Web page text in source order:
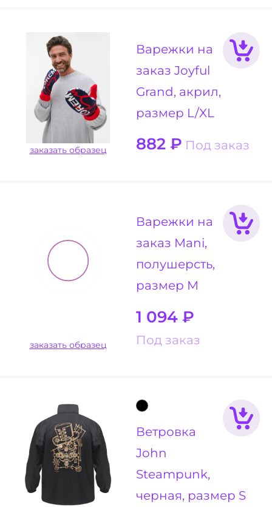
Варежки на
заказ Joyful
Grand, акрил,
размер L/XL
882 ₽ Под заказ
заказать образец
Варежки на
заказ Mani,
полушерсть,
размер M
1 094 ₽
Под заказ
заказать образец
Ветровка
John
Steampunk,
черная, размер S